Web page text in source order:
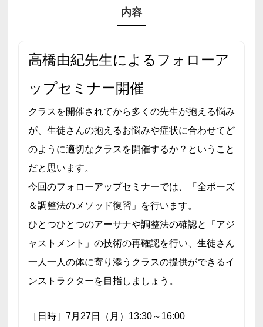
内容
高橋由紀先生によるフォローア
ップセミナー開催
クラスを開催されてから多くの先生が抱える悩み
が、生徒さんの抱えるお悩みや症状に合わせてど
のように適切なクラスを開催するか？ということ
だと思います。
今回のフォローアップセミナーでは、「全ポーズ
＆調整法のメソッド復習」を行います。
ひとつひとつのアーサナや調整法の確認と「アジ
ャストメント」の技術の再確認を行い、生徒さん
一人一人の体に寄り添うクラスの提供ができるイ
ンストラクターを目指しましょう。
［日時］7月27日（月）13:30～16:00